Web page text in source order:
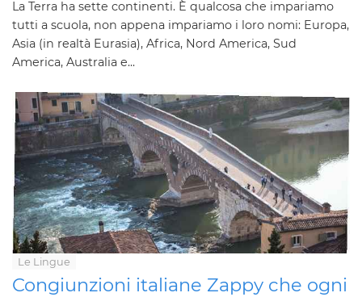
La Terra ha sette continenti. È qualcosa che impariamo
tutti a scuola, non appena impariamo i loro nomi: Europa,
Asia (in realtà Eurasia), Africa, Nord America, Sud
America, Australia e...
Le Lingue
Congiunzioni italiane Zappy che ogni